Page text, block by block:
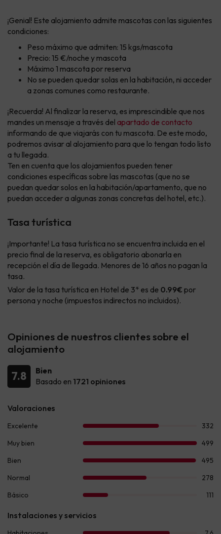
¡Genial! Este alojamiento admite mascotas con las siguientes
condiciones:
Peso máximo que admiten: 15 kgs/mascota
Precio: 15 €/noche y mascota
Máximo 1 mascota por reserva
No se pueden quedar solas en la habitación, ni acceder
a zonas comunes como restaurante.
¡Recuerda! Al finalizar la reserva, es imprescindible que nos
mandes un mensaje a través del apartado de contacto
informando de que viajarás con tu mascota. De este modo,
podremos avisar al alojamiento para que lo tengan todo listo
a tu llegada.
Ten en cuenta que los alojamientos pueden tener
condiciones específicas sobre las mascotas (que no se
puedan quedar solos en la habitación/apartamento, que no
puedan acceder a algunas zonas concretas del hotel, etc.).
Tasa turística
¡Importante! La tasa turística no se encuentra incluida en el
precio final de la reserva, es obligatorio abonarla en
recepción el día de llegada. Menores de 16 años no pagan la
tasa.
Valor de la tasa turística en Hotel de 3* es de 0.99€ por
persona y noche (impuestos indirectos no incluidos).
Opiniones de nuestros clientes sobre el
alojamiento
7.8
Bien
Basado en 1721 opiniones